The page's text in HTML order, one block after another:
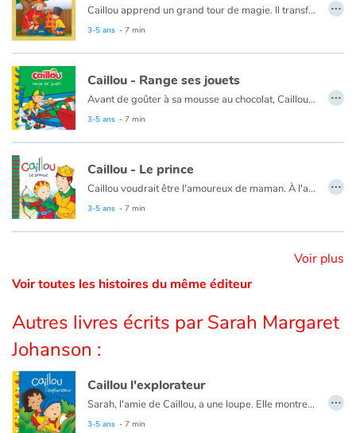
Sujets de société
Émotions et sentiments
Formats et illustrations
Catalogue anglais
Contraste +
Accueil
Famille
Écoles
Médiathèques
Caillou apprend un grand tour de magie. Il transforme des déchets en nourriture pour les plantes !
Ce livre est aussi disponible en anglais :
3-5 ans - 7 min
…
Caillou - Range ses jouets
Avant de goûter à sa mousse au chocolat, Caillou doit ranger tous ses jouets. Heureusement, papa a une idée qui aidera Caillou à avoir un peu plus d'ordre.
Ce livre est aussi disponible en anglais :
3-5 ans - 7 min
…
Caillou - Le prince
Caillou voudrait être l'amoureux de maman. À l'aide d'une histoire, papa lui explique que c'est impossible.
Ce livre est aussi disponible en anglais :
3-5 ans - 7 min
…
Voir plus
Voir toutes les histoires du même éditeur
Autres livres écrits par Sarah Margaret
Johanson :
Caillou l'explorateur
Sarah, l'amie de Caillou, a une loupe. Elle montre à Caillou comment grossir toutes les choses du jardin.
Ce livre est aussi disponible en anglais :
3-5 ans - 7 min
…